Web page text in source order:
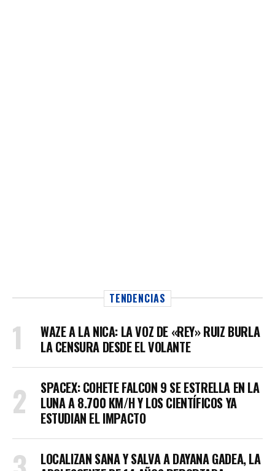
TENDENCIAS
WAZE A LA NICA: LA VOZ DE «REY» RUIZ BURLA
LA CENSURA DESDE EL VOLANTE
SPACEX: COHETE FALCON 9 SE ESTRELLA EN LA
LUNA A 8.700 KM/H Y LOS CIENTÍFICOS YA
ESTUDIAN EL IMPACTO
LOCALIZAN SANA Y SALVA A DAYANA GADEA, LA